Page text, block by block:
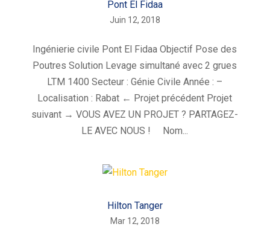
Pont El Fidaa
Juin 12, 2018
Ingénierie civile Pont El Fidaa Objectif Pose des
Poutres Solution Levage simultané avec 2 grues
LTM 1400 Secteur : Génie Civile Année : –
Localisation : Rabat ← Projet précédent Projet
suivant → VOUS AVEZ UN PROJET ? PARTAGEZ-
LE AVEC NOUS ! Nom...
Hilton Tanger
Mar 12, 2018